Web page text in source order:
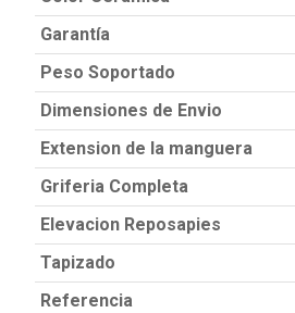
Garantía
Peso Soportado
Dimensiones de Envio
Extension de la manguera
Griferia Completa
Elevacion Reposapies
Tapizado
Referencia